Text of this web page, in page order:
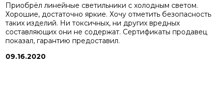
Приобрёл линейные светильники с холодным светом.
Хорошие, достаточно яркие. Хочу отметить безопасность
таких изделий. Ни токсичных, ни других вредных
составляющих они не содержат. Сертификаты продавец
показал, гарантию предоставил.
09.16.2020